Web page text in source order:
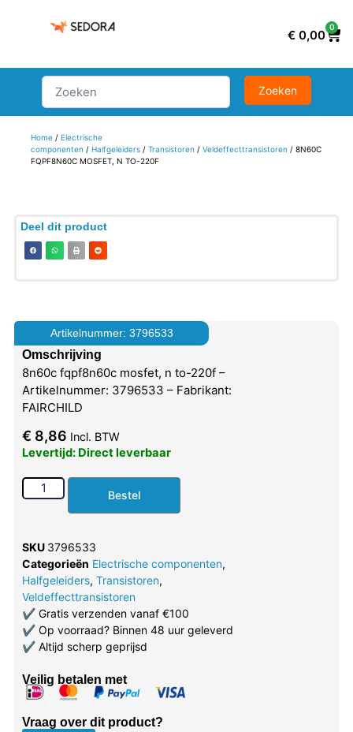
€ 0,00
0
Home/ Electrische
componenten / Halfgeleiders/ Transistoren / Veldeffecttransistoren / 8N60C
FQPF8N60C MOSFET, N TO-220F
Deel dit product
Artikelnummer: 3796533
Omschrijving
8n60c fqpf8n60c mosfet, n to-220f –
Artikelnummer: 3796533 – Fabrikant:
FAIRCHILD
€ 8,86 Incl. BTW
Levertijd: Direct leverbaar
Bestel
SKU 3796533
Categorieën Electrische componenten,
Halfgeleiders, Transistoren,
Veldeffecttransistoren
✔Gratis verzenden vanaf €100
✔Op voorraad? Binnen 48 uur geleverd
✔Altijd scherp geprijsd
Veilig betalen met
Vraag over dit product?